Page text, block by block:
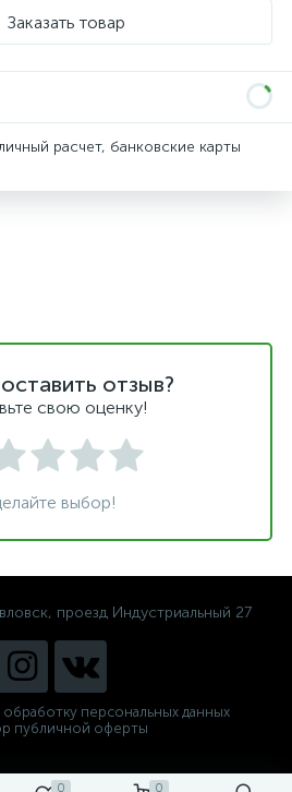
0 0
Заказать товар
расчет, банковские карты
отзыв?
свою оценку!
выбор!
проезд Индустриальный 27
персональных данных
публичной оферты